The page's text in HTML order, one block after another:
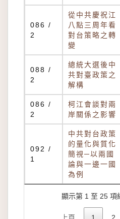
086 /
2
從中共慶祝江
八點三周年看
對台策略之轉
變
088 /
2
總統大選後中
共對臺政策之
解構
086 /
2
柯江會談對兩
岸關係之影響
092 /
1
中共對台政策
的量化與質化
簡視─以兩國
論與一邊一國
為例
顯示第 1 至 25 項